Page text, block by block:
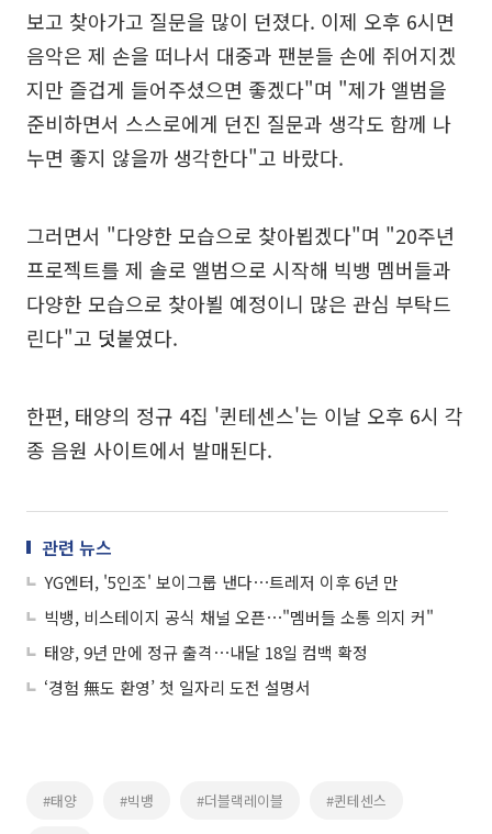
보고 찾아가고 질문을 많이 던졌다. 이제 오후 6시면
음악은 제 손을 떠나서 대중과 팬분들 손에 쥐어지겠
지만 즐겁게 들어주셨으면 좋겠다"며 "제가 앨범을
준비하면서 스스로에게 던진 질문과 생각도 함께 나
누면 좋지 않을까 생각한다"고 바랐다.
그러면서 "다양한 모습으로 찾아뵙겠다"며 "20주년
프로젝트를 제 솔로 앨범으로 시작해 빅뱅 멤버들과
다양한 모습으로 찾아뵐 예정이니 많은 관심 부탁드
린다"고 덧붙였다.
한편, 태양의 정규 4집 '퀸테센스'는 이날 오후 6시 각
종 음원 사이트에서 발매된다.
관련 뉴스
YG엔터, '5인조' 보이그룹 낸다⋯트레저 이후 6년 만
빅뱅, 비스테이지 공식 채널 오픈⋯"멤버들 소통 의지 커"
태양, 9년 만에 정규 출격⋯내달 18일 컴백 확정
‘경험 無도 환영’ 첫 일자리 도전 설명서
#태양 #빅뱅 #더블랙레이블 #퀸테센스